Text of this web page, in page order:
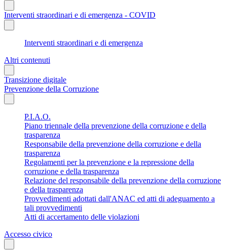
Interventi straordinari e di emergenza - COVID
Interventi straordinari e di emergenza
Altri contenuti
Transizione digitale
Prevenzione della Corruzione
P.I.A.O.
Piano triennale della prevenzione della corruzione e della
trasparenza
Responsabile della prevenzione della corruzione e della
trasparenza
Regolamenti per la prevenzione e la repressione della
corruzione e della trasparenza
Relazione del responsabile della prevenzione della corruzione
e della trasparenza
Provvedimenti adottati dall'ANAC ed atti di adeguamento a
tali provvedimenti
Atti di accertamento delle violazioni
Accesso civico